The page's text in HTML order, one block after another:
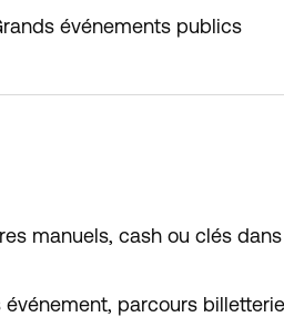
événements publics
manuels, cash ou clés
parcours